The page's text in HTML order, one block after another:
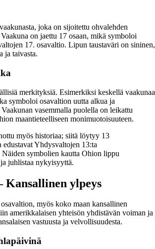
joka on sijoitettu ohvalehden
on jaettu 17 osaan, mikä symboloi
17. osavaltio. Lipun taustaväri on sininen,
ja taivasta.
merkityksiä. Esimerkiksi keskellä vaakunaa
symboloi osavaltion uutta alkua ja
vasemmalla puolella on leikattu
maantieteelliseen monimuotoisuuteen.
myös historiaa; siitä löytyy 13
Yhdysvaltojen 13:ta
Näiden symbolien kautta Ohion lippu
juhlistaa nykyisyyttä.
Kansallinen ylpeys
myös koko maan kansallinen
amerikkalaisen yhteisön yhdistävän voiman ja
vastuusta ja velvollisuudesta.